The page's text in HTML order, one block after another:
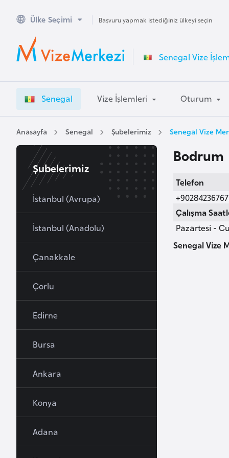
Ülke Seçimi Başvuru yapmak istediğiniz ülkeyi seçin
Senegal Vize
Senegal Vize İşlemleri Oturum
Anasayfa Senegal Şubelerimiz Senegal Vize
Bodrum
Telefon
Çalışma
Pazartesi -
Senegal Vize
Şubelerimiz
İstanbul (Avrupa)
İstanbul (Anadolu)
Çanakkale
Çorlu
Edirne
Bursa
Ankara
Konya
Adana
A
u
s
a
l
A
u
s
t
y
z
r
b
a
y
c
a
n